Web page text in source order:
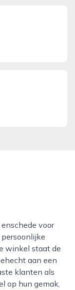
winkel staat de
aan een
klanten als
op hun gemak,